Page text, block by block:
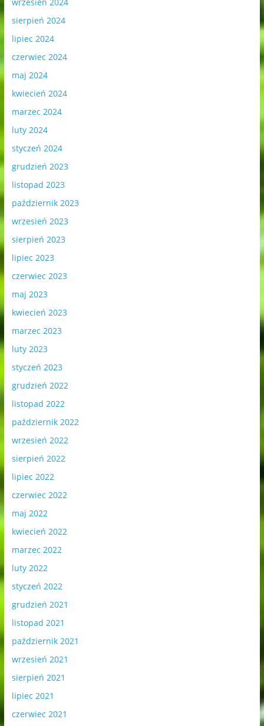
wrzesień 2024
sierpień 2024
lipiec 2024
czerwiec 2024
maj 2024
kwiecień 2024
marzec 2024
luty 2024
styczeń 2024
grudzień 2023
listopad 2023
październik 2023
wrzesień 2023
sierpień 2023
lipiec 2023
czerwiec 2023
maj 2023
kwiecień 2023
marzec 2023
luty 2023
styczeń 2023
grudzień 2022
listopad 2022
październik 2022
wrzesień 2022
sierpień 2022
lipiec 2022
czerwiec 2022
maj 2022
kwiecień 2022
marzec 2022
luty 2022
styczeń 2022
grudzień 2021
listopad 2021
październik 2021
wrzesień 2021
sierpień 2021
lipiec 2021
czerwiec 2021